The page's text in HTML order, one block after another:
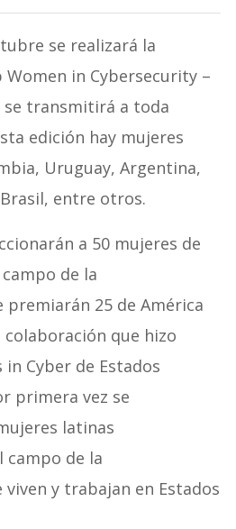
se realizará la
Women in Cybersecurity –
se transmitirá a toda
edición hay mujeres
Uruguay, Argentina,
entre otros.
a 50 mujeres de
de la
premiarán 25 de América
colaboración que hizo
in Cyber de Estados
primera vez se
latinas
campo de la
y trabajan en Estados